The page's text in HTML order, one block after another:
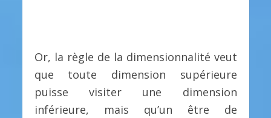
Or, la règle de la dimensionnalité veut
que toute dimension supérieure
puisse visiter une dimension
inférieure, mais qu’un être de